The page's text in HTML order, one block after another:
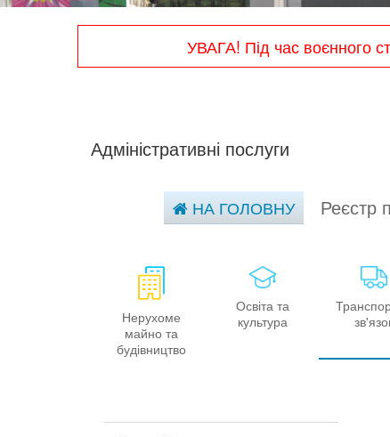
УВАГА! Під час воєнного
Адміністративні послуги
НА ГОЛОВНУ Реєстр
Нерухоме
майно та
будівництво
Освіта та
культура